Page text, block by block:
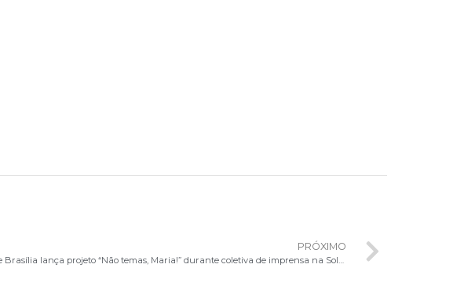
PRÓXIMO
Arcebispo de Brasília lança projeto “Não temas, Maria!” durante coletiva de imprensa na Solenidade de Corpus Christi